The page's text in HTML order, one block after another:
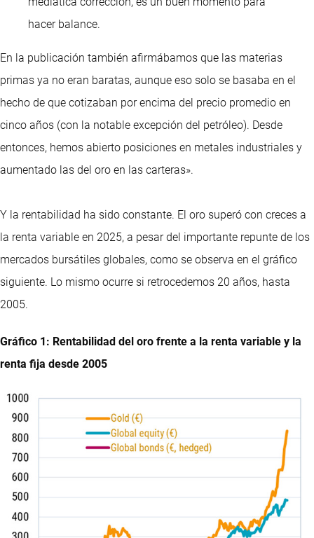
hacer balance.
En la publicación también afirmábamos que las materias
primas ya no eran baratas, aunque eso solo se basaba en el
hecho de que cotizaban por encima del precio promedio en
cinco años (con la notable excepción del petróleo). Desde
entonces, hemos abierto posiciones en metales industriales y
aumentado las del oro en las carteras».
Y la rentabilidad ha sido constante. El oro superó con creces a
la renta variable en 2025, a pesar del importante repunte de los
mercados bursátiles globales, como se observa en el gráfico
siguiente. Lo mismo ocurre si retrocedemos 20 años, hasta
2005.
Gráfico 1: Rentabilidad del oro frente a la renta variable y la
renta fija desde 2005